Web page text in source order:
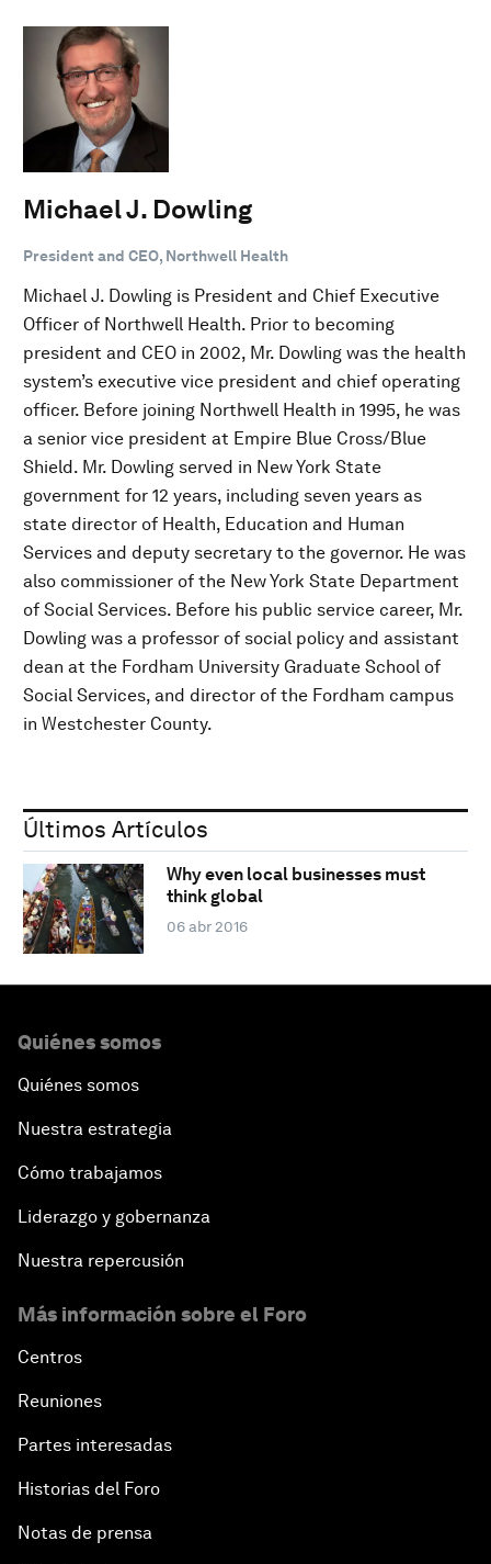
Michael J. Dowling
President and CEO, Northwell Health
Michael J. Dowling is President and Chief Executive
Officer of Northwell Health. Prior to becoming
president and CEO in 2002, Mr. Dowling was the health
system’s executive vice president and chief operating
officer. Before joining Northwell Health in 1995, he was
a senior vice president at Empire Blue Cross/Blue
Shield. Mr. Dowling served in New York State
government for 12 years, including seven years as
state director of Health, Education and Human
Services and deputy secretary to the governor. He was
also commissioner of the New York State Department
of Social Services. Before his public service career, Mr.
Dowling was a professor of social policy and assistant
dean at the Fordham University Graduate School of
Social Services, and director of the Fordham campus
in Westchester County.
Últimos Artículos
Why even local businesses must
think global
06 abr 2016
Quiénes somos
Quiénes somos
Nuestra estrategia
Cómo trabajamos
Liderazgo y gobernanza
Nuestra repercusión
Más información sobre el Foro
Centros
Reuniones
Partes interesadas
Historias del Foro
Notas de prensa